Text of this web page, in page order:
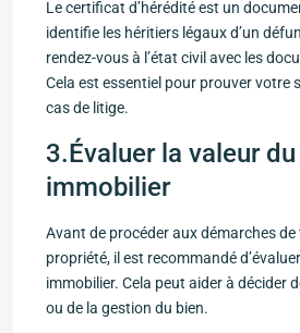
Le certificat d’hérédité est un
identifie les héritiers légaux d’un
rendez-vous à l’état civil avec les
⁢Cela est essentiel pour ‌prouver votre
cas de litige.
3.Évaluer la valeur
immobilier
Avant de procéder aux démarches
propriété, il est recommandé
immobilier. Cela peut ⁤aider‌ à décider
ou de la gestion du⁤ bien.